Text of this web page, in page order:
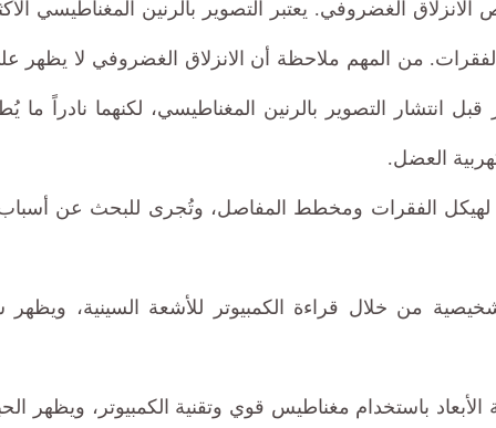
الغضروفي. يعتبر التصوير بالرنين المغناطيسي
من المهم ملاحظة أن الانزلاق الغضروفي لا يظهر
انتشار التصوير بالرنين المغناطيسي، لكنهما نادراً
العضل.
لهيكل الفقرات ومخطط المفاصل، وتُجرى للبحث عن أسباب
من خلال قراءة الكمبيوتر للأشعة السينية، ويظهر
الأبعاد باستخدام مغناطيس قوي وتقنية الكمبيوتر،